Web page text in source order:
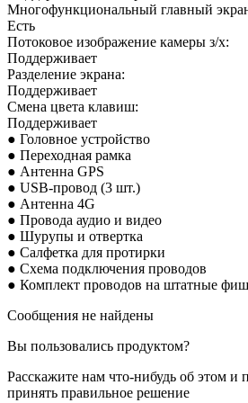
Многофункциональный главный
Есть
Потоковое изображение камеры з/х:
Поддерживает
Разделение экрана:
Поддерживает
Смена цвета клавиш:
Поддерживает
● Головное устройство
● Переходная рамка
● Антенна GPS
● USB-провод (3 шт.)
● Антенна 4G
● Провода аудио и видео
● Шурупы и отвертка
● Салфетка для протирки
● Схема подключения проводов
● Комплект проводов на штатные
Сообщения не найдены
Вы пользовались продуктом?
Расскажите нам что-нибудь об этом и
принять правильное решение